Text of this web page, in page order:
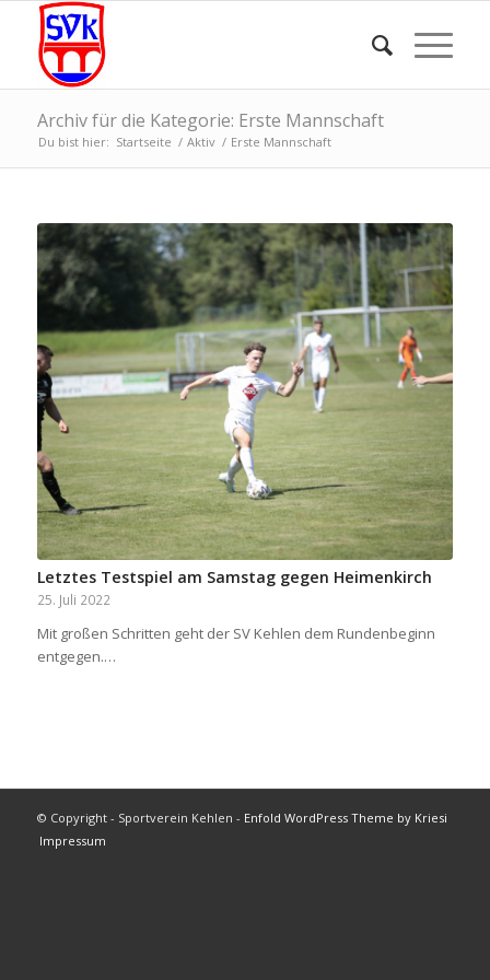
Archiv für die Kategorie: Erste Mannschaft
Du bist hier: Startseite / Aktiv / Erste Mannschaft
Letztes Testspiel am Samstag gegen Heimenkirch
25. Juli 2022
Mit großen Schritten geht der SV Kehlen dem Rundenbeginn
entgegen.…
© Copyright - Sportverein Kehlen - Enfold WordPress Theme by Kriesi
Impressum